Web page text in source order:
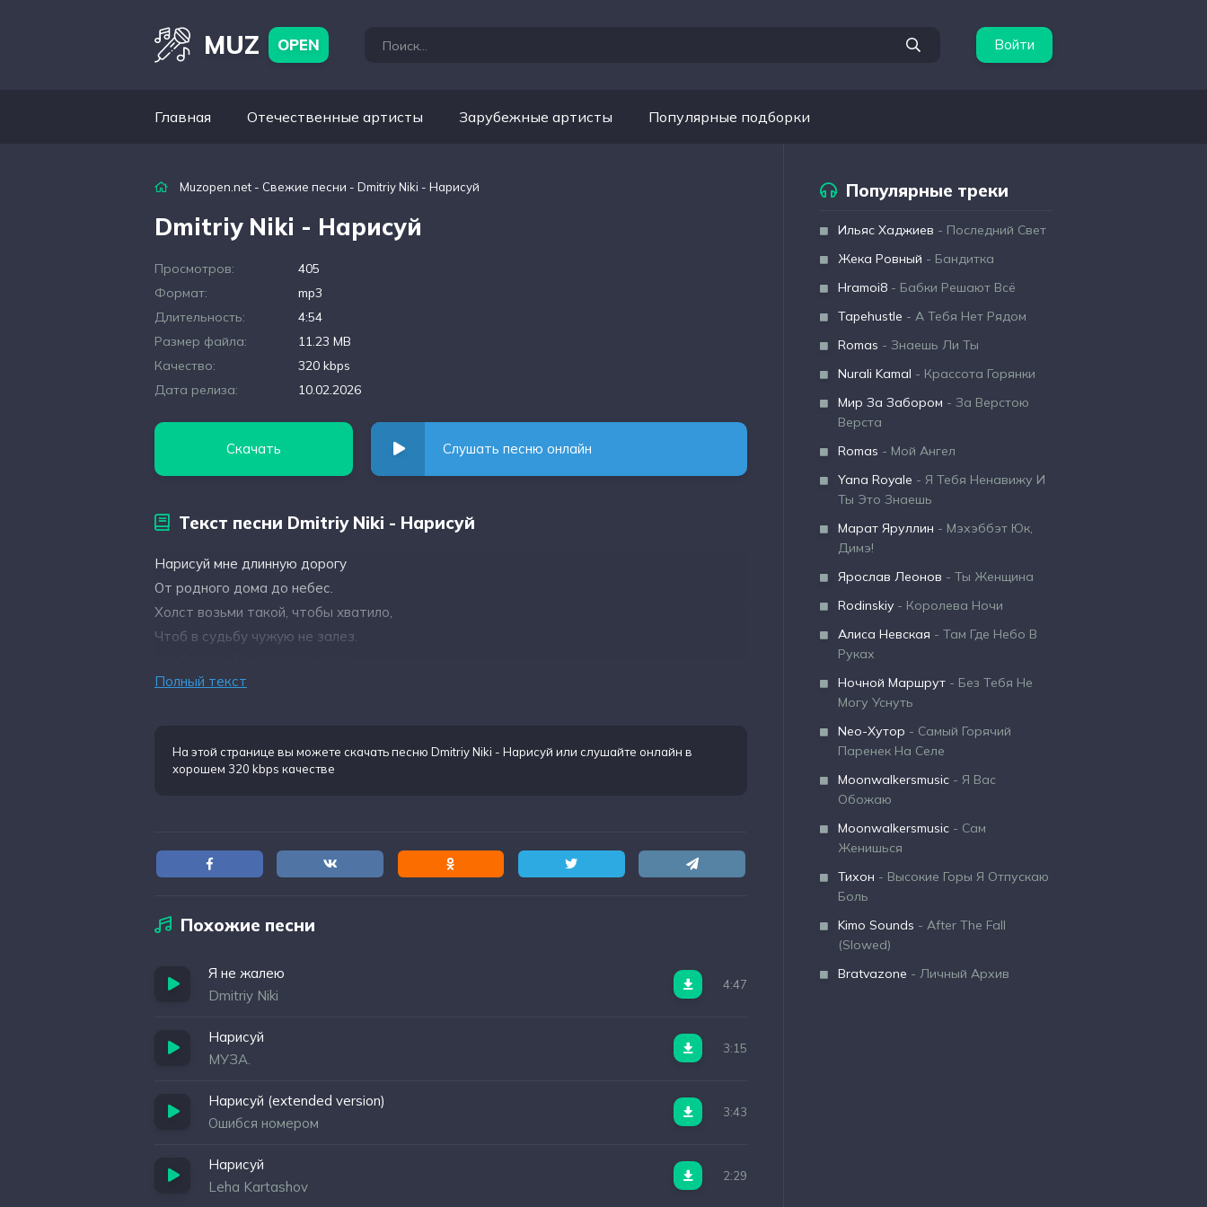
MUZ OPEN Войти
Главная Отечественные артисты Зарубежные артисты Популярные подборки
Muzopen.net - Свежие песни - Dmitriy Niki - Нарисуй
Dmitriy Niki - Нарисуй
Просмотров:
405
Формат:
mp3
Длительность:
4:54
Размер файла:
11.23 MB
Качество:
320 kbps
Дата релиза:
10.02.2026
Скачать Слушать песню онлайн
Текст песни Dmitriy Niki - Нарисуй
Нарисуй мне длинную дорогу
От родного дома до небес.
Холст возьми такой, чтобы хватило,
Чтоб в судьбу чужую не залез.
Как ребенком в школу провожали,
Полный текст
На этой странице вы можете скачать песню Dmitriy Niki - Нарисуй или слушайте онлайн в
хорошем 320 kbps качестве
Похожие песни
Я не жалею
Dmitriy Niki
4:47
Нарисуй
МУЗА.
3:15
Нарисуй (extended version)
Ошибся номером
3:43
Нарисуй
Leha Kartashov
2:29
Популярные треки
Ильяс Хаджиев - Последний Свет
Жека Ровный - Бандитка
Hramoi8 - Бабки Решают Всё
Tapehustle - А Тебя Нет Рядом
Romas - Знаешь Ли Ты
Nurali Kamal - Крассота Горянки
Мир За Забором - За Верстою
Верста
Romas - Мой Ангел
Yana Royale - Я Тебя Ненавижу И
Ты Это Знаешь
Марат Яруллин - Мэхэббэт Юк,
Димэ!
Ярослав Леонов - Ты Женщина
Rodinskiy - Королева Ночи
Алиса Невская - Там Где Небо В
Руках
Ночной Маршрут - Без Тебя Не
Могу Уснуть
Neo-Хутор - Самый Горячий
Паренек На Селе
Moonwalkersmusic - Я Вас
Обожаю
Moonwalkersmusic - Сам
Женишься
Тихон - Высокие Горы Я Отпускаю
Боль
Kimo Sounds - After The Fall
(Slowed)
Bratvazone - Личный Архив